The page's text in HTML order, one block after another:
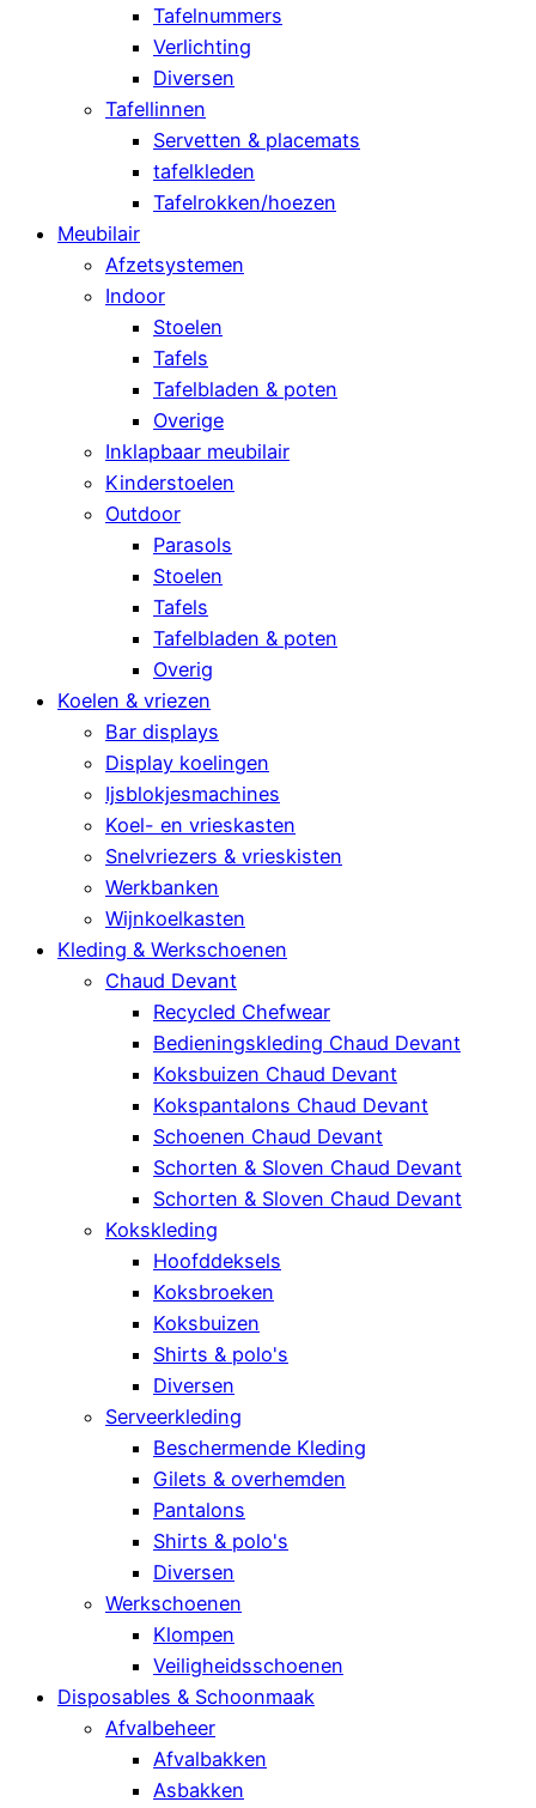
Tafelnummers
Verlichting
Diversen
Tafellinnen
Servetten & placemats
tafelkleden
Tafelrokken/hoezen
Meubilair
Afzetsystemen
Indoor
Stoelen
Tafels
Tafelbladen & poten
Overige
Inklapbaar meubilair
Kinderstoelen
Outdoor
Parasols
Stoelen
Tafels
Tafelbladen & poten
Overig
Koelen & vriezen
Bar displays
Display koelingen
Ijsblokjesmachines
Koel- en vrieskasten
Snelvriezers & vrieskisten
Werkbanken
Wijnkoelkasten
Kleding & Werkschoenen
Chaud Devant
Recycled Chefwear
Bedieningskleding Chaud Devant
Koksbuizen Chaud Devant
Kokspantalons Chaud Devant
Schoenen Chaud Devant
Schorten & Sloven Chaud Devant
Schorten & Sloven Chaud Devant
Kokskleding
Hoofddeksels
Koksbroeken
Koksbuizen
Shirts & polo's
Diversen
Serveerkleding
Beschermende Kleding
Gilets & overhemden
Pantalons
Shirts & polo's
Diversen
Werkschoenen
Klompen
Veiligheidsschoenen
Disposables & Schoonmaak
Afvalbeheer
Afvalbakken
Asbakken